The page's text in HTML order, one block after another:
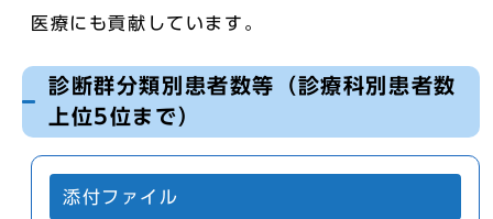
医療にも貢献しています。
診断群分類別患者数等（診療科別患者数
上位5位まで）
添付ファイル